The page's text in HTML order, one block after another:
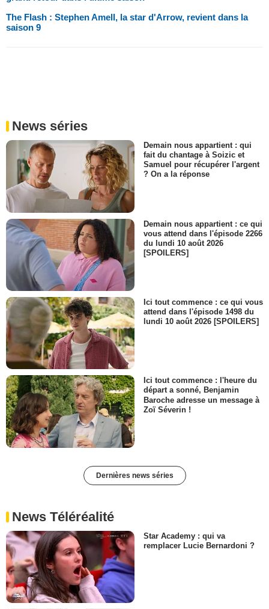
The Flash : Stephen Amell, la star d'Arrow, revient dans la
saison 9
News séries
Demain nous appartient : qui
fait du chantage à Soizic et
Samuel pour récupérer l'argent
? On a la réponse
Demain nous appartient : ce qui
vous attend dans l'épisode 2266
du lundi 10 août 2026
[SPOILERS]
Ici tout commence : ce qui vous
attend dans l'épisode 1498 du
lundi 10 août 2026 [SPOILERS]
Ici tout commence : l'heure du
départ a sonné, Benjamin
Baroche adresse un message à
Zoï Séverin !
Dernières news séries
News Téléréalité
Star Academy : qui va
remplacer Lucie Bernardoni ?